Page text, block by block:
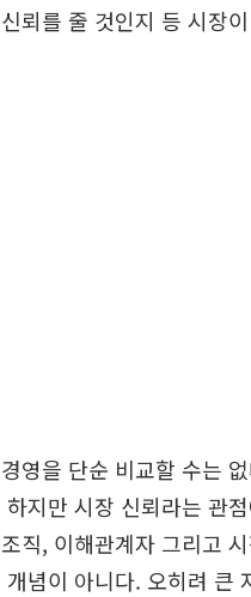
뢰를 줄 것인지 등 시장
영을 단순 비교할 수는
지만 시장 신뢰라는 관
직, 이해관계자 그리고
념이 아니다. 오히려 큰